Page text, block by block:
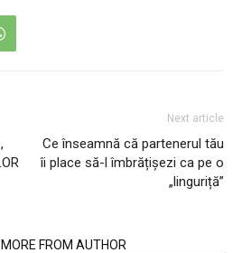
Next article
Ce înseamnă că partenerul tău
îi place să-l îmbrățișezi ca pe o
„linguriță”
MORE FROM AUTHOR